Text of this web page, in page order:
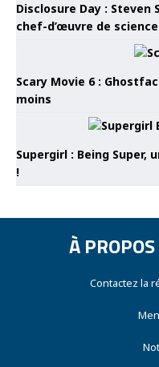
Disclosure Day :
chef-d’œuvre de
Scary Movie 6 :
moins
Supergirl : Being
!
À
Contactez la